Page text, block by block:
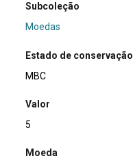
Subcoleção
Moedas
Estado de conservação
MBC
Valor
5
Moeda